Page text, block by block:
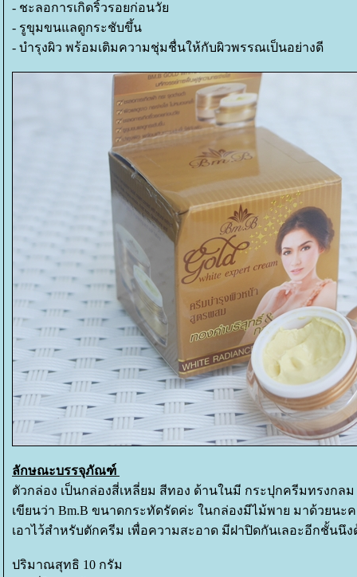
- ชะลอการเกิดริ้วรอยก่อนวั
- รูขุมขนแลดูกระชับขึ้น
- บำรุงผิว พร้อมเติมความชุ่มชื่นให้กับผิวพรรณเป็นอย่างดี
ลักษณะบรรจุภัณฑ์
ตัวกล่อง เป็นกล่องสี่เหลี่ยม สีทอง ด้านในมี กระปุกครีมทรงกล
เขียนว่า Bm.B ขนาดกระทัดรัดค่ะ ในกล่องมีไม้พาย มาด้วยนะ
เอาไว้สำหรับตักครีม เพื่อความสะอาด มีฝาปิดกันเลอะอีกชั้นนึง
ปริมาณสุทธิ 10 กรัม